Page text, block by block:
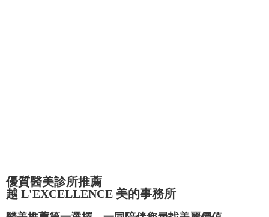
優質醫美診所推薦
越 L'EXCELLENCE 美的事務所